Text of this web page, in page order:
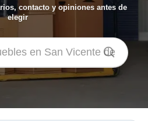
contacto y opiniones antes de
elegir